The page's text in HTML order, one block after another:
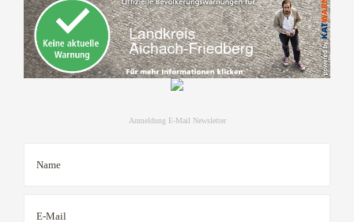
Anmeldung E-Mail Newsletter